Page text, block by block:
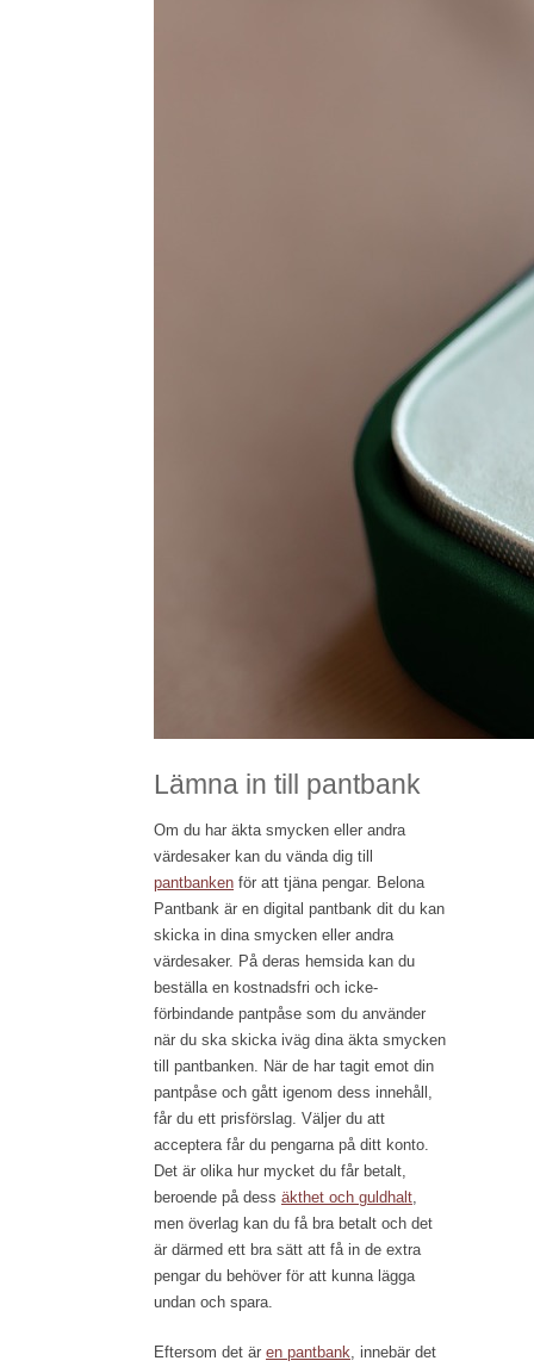
Lämna in till pantbank
Om du har äkta smycken eller andra
värdesaker kan du vända dig till
pantbanken för att tjäna pengar. Belona
Pantbank är en digital pantbank dit du kan
skicka in dina smycken eller andra
värdesaker. På deras hemsida kan du
beställa en kostnadsfri och icke-
förbindande pantpåse som du använder
när du ska skicka iväg dina äkta smycken
till pantbanken. När de har tagit emot din
pantpåse och gått igenom dess innehåll,
får du ett prisförslag. Väljer du att
acceptera får du pengarna på ditt konto.
Det är olika hur mycket du får betalt,
beroende på dess äkthet och guldhalt
men överlag kan du få bra betalt och det
är därmed ett bra sätt att få in de extra
pengar du behöver för att kunna lägga
undan och spara.
Eftersom det är en pantbank , innebär det